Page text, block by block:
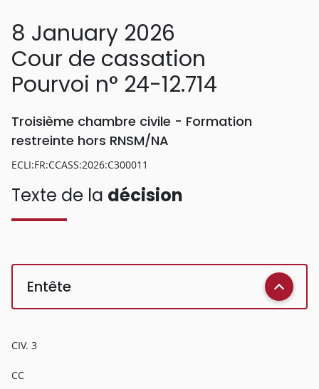
8 January 2026
Cour de cassation
Pourvoi n° 24-12.714
Troisième chambre civile - Formation
restreinte hors RNSM/NA
ECLI:FR:CCASS:2026:C300011
Texte de la décision
Entête
CIV. 3
CC